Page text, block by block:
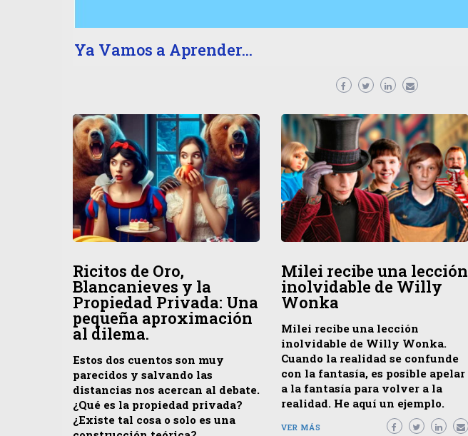
Ya Vamos a Aprender…
Ricitos de Oro,
Blancanieves y la
Propiedad Privada: Una
pequeña aproximación
al dilema.
Estos dos cuentos son muy
parecidos y salvando las
distancias nos acercan al debate.
¿Qué es la propiedad privada?
¿Existe tal cosa o solo es una
Milei recibe una lección
inolvidable de Willy
Wonka
Milei recibe una lección
inolvidable de Willy Wonka.
Cuando la realidad se confunde
con la fantasía, es posible apelar
a la fantasía para volver a la
realidad. He aquí un ejemplo.
VER MÁS